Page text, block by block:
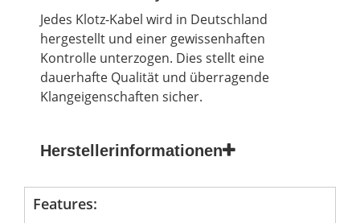
Jedes Klotz-Kabel wird in Deutschland
hergestellt und einer gewissenhaften
Kontrolle unterzogen. Dies stellt eine
dauerhafte Qualität und überragende
Klangeigenschaften sicher.
Herstellerinformationen
Features: